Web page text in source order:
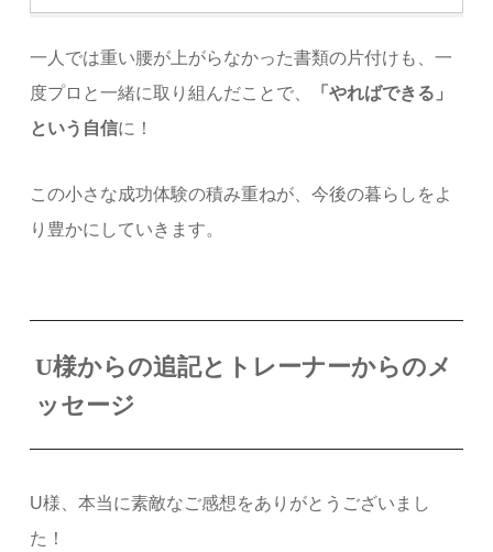
一人では重い腰が上がらなかった書類の片付けも、一
度プロと一緒に取り組んだことで、
「やればできる」
という自信に！
この小さな成功体験の積み重ねが、今後の暮らしをよ
り豊かにしていきます。
U様からの追記とトレーナーからのメ
ッセージ
U様、本当に素敵なご感想をありがとうございまし
た！